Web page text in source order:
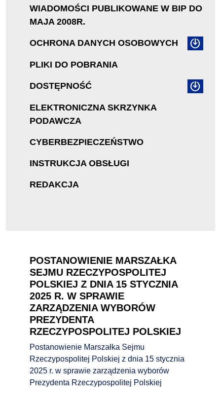
WIADOMOŚCI PUBLIKOWANE W BIP DO
MAJA 2008R.
OCHRONA DANYCH OSOBOWYCH
PLIKI DO POBRANIA
DOSTĘPNOŚĆ
ELEKTRONICZNA SKRZYNKA
PODAWCZA
CYBERBEZPIECZEŃSTWO
INSTRUKCJA OBSŁUGI
REDAKCJA
POSTANOWIENIE MARSZAŁKA
SEJMU RZECZYPOSPOLITEJ
POLSKIEJ Z DNIA 15 STYCZNIA
2025 R. W SPRAWIE
ZARZĄDZENIA WYBORÓW
PREZYDENTA
RZECZYPOSPOLITEJ POLSKIEJ
Postanowienie Marszałka Sejmu
Rzeczypospolitej Polskiej z dnia 15 stycznia
2025 r. w sprawie zarządzenia wyborów
Prezydenta Rzeczypospolitej Polskiej